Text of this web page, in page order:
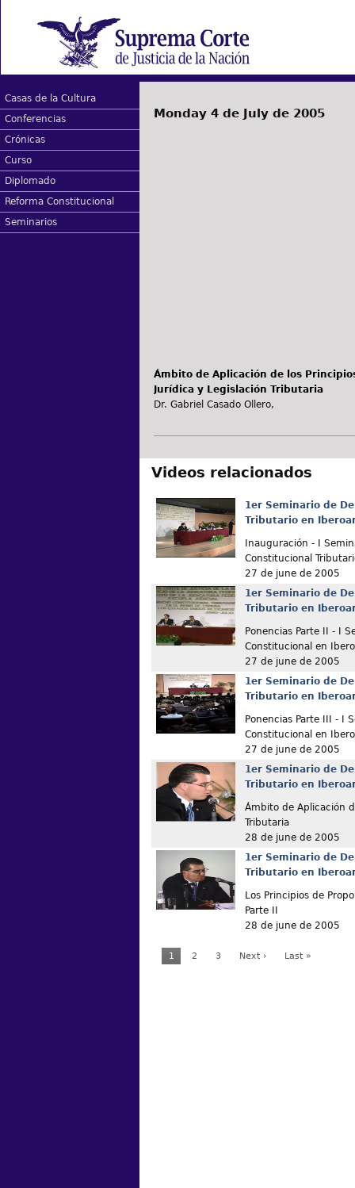
Casas de la Cultura
Conferencias
Crónicas
Curso
Diplomado
Reforma Constitucional
Seminarios
Monday 4 de July de 2005
Ámbito de Aplicación de los
Jurídica y Legislación Tributaria
Dr. Gabriel Casado Ollero,
Videos relacionados
1er Seminario de
Tributario en
Inauguración - I
Constitucional
27 de june de 2005
1er Seminario de
Tributario en
Ponencias Parte II - I
Constitucional en
27 de june de 2005
1er Seminario de
Tributario en
Ponencias Parte III - I
Constitucional en
27 de june de 2005
1er Seminario de
Tributario en
Ámbito de Aplicación
Tributaria
28 de june de 2005
1er Seminario de
Tributario en
Los Principios de
Parte II
28 de june de 2005
1 2 3 Next › Last »